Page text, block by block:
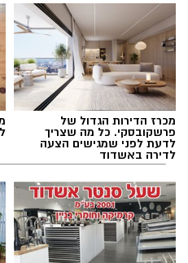
תגים:מכבי אשדוד, דן מכרז הדירות הגדול של
פרשקובסקי. כל מה שצריך
לדעת לפני שמגישים הצעה
לדירה באשדוד